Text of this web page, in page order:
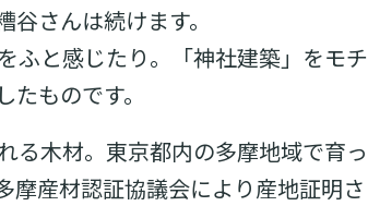
さんは続けます。
ふと感じたり。「神社建築」をモチ
ものです。
る木材。東京都内の多摩地域で育っ
摩産材認証協議会により産地証明さ